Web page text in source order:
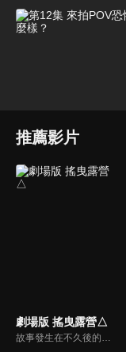
推薦影片
劇場版 搖曳露營△
故事發生在不久後的冬天。志摩凜離開故鄉山梨，在名古屋一間小出版社上班，自己一個人住。某個週末，她正計劃駕電單車出遊，卻突然收到高中時的朋友大垣千明的短訊：「我現在在名古屋。」千明在山梨的觀光推廣機構工作，正負責一個計劃，要重新發展一個幾年前關閉了的設施。